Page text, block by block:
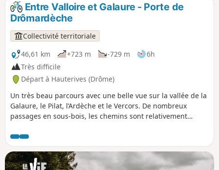
Entre Valloire et Galaure - Porte de
Drômardèche
Collectivité territoriale
46,61 km
+723 m -729 m
6h
Très difficile
Départ à Hauterives (Drôme)
Un très beau parcours avec une belle vue sur la vallée de la
Galaure, le Pilat, l’Ardèche et le Vercors. De nombreux
passages en sous-bois, les chemins sont relativement